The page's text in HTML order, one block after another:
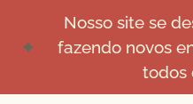
Nosso site se
fazendo novos
todos